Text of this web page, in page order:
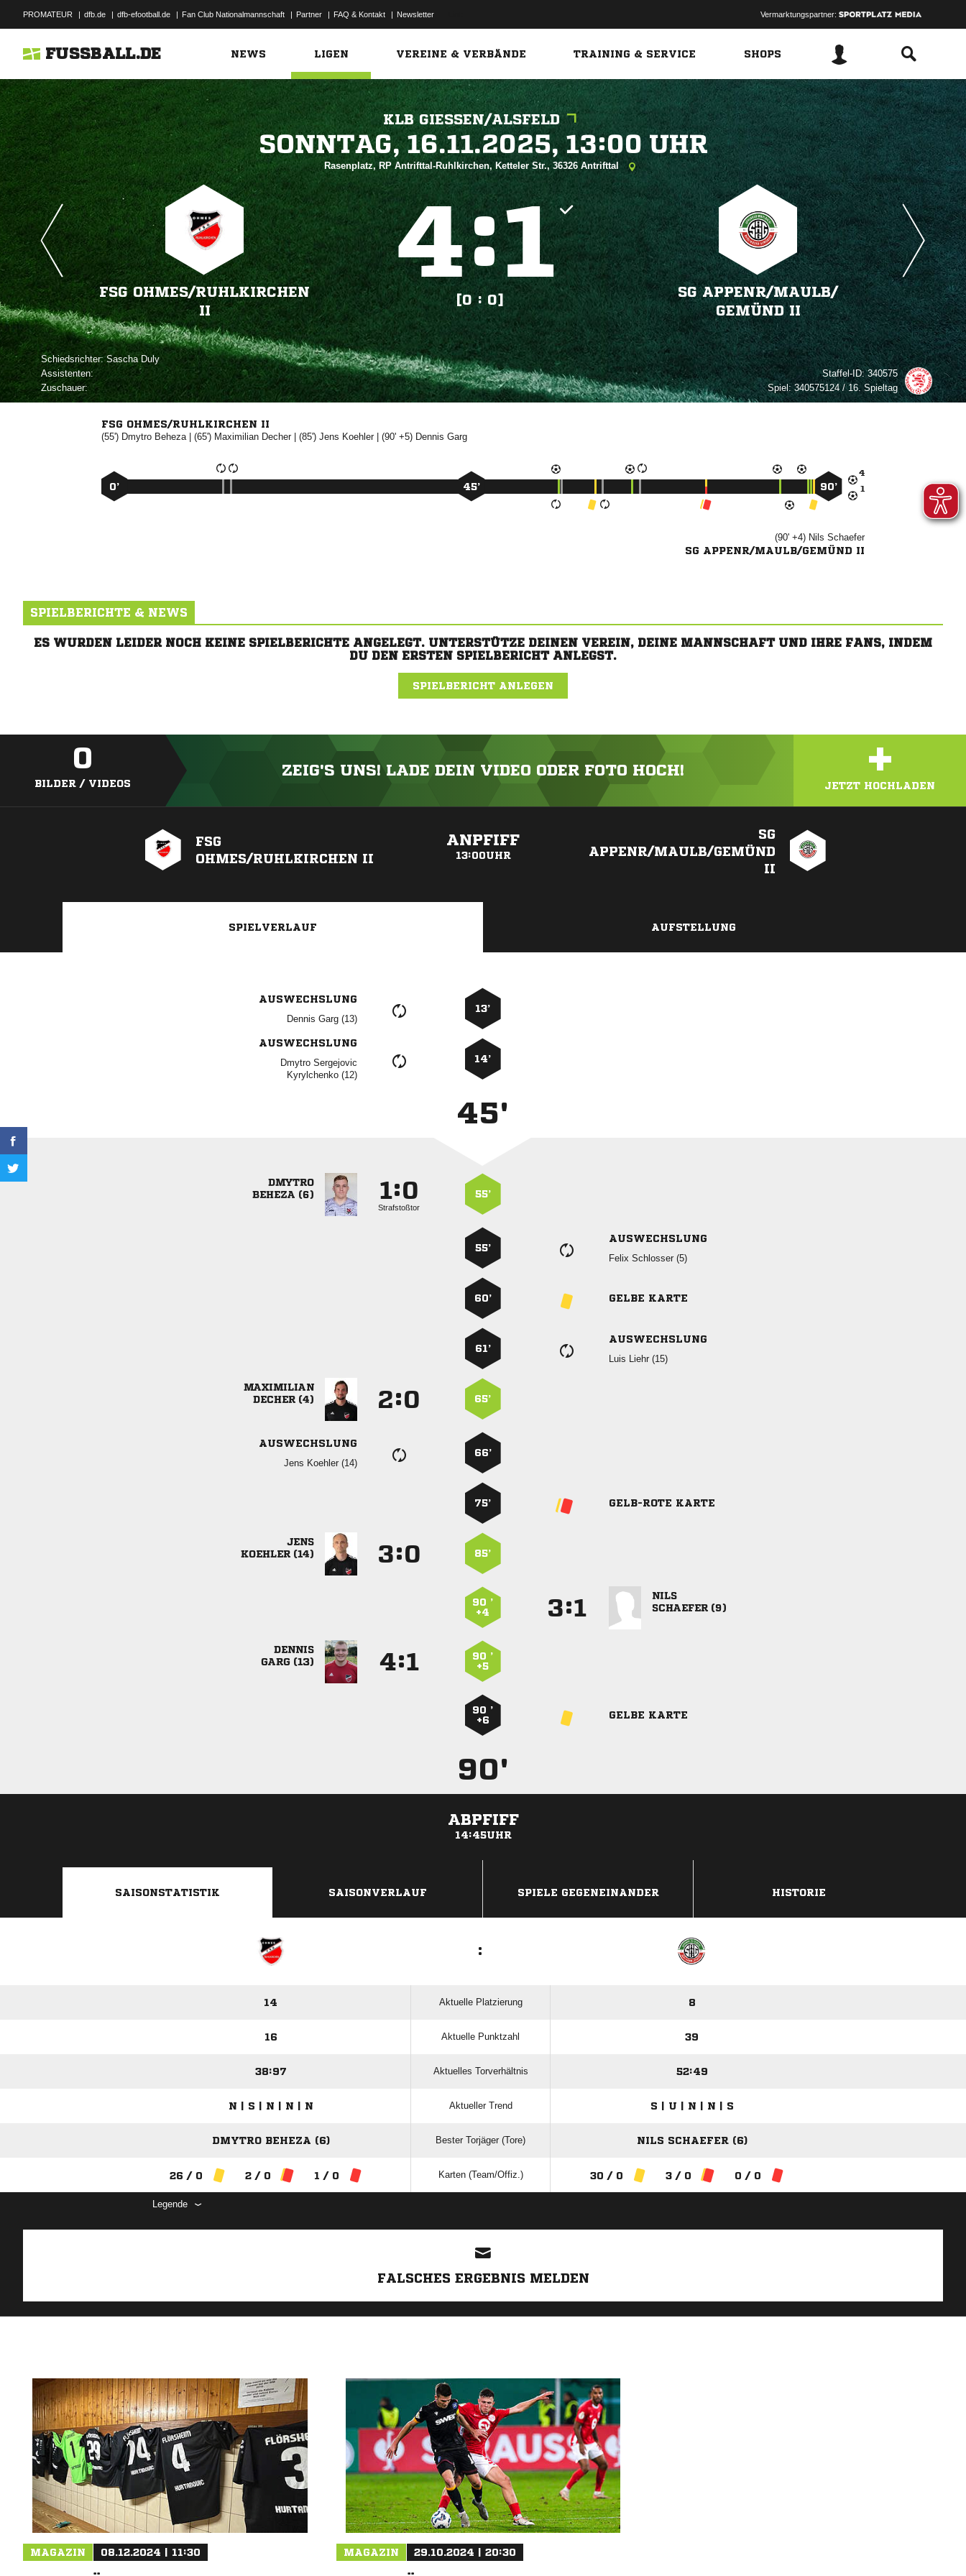
PROMATEUR | dfb.de | dfb-efootball.de | Fan Club Nationalmannschaft | Partner | FAQ & Kontakt | Newsletter Vermarktungspartner:
FUSSBALL.DE NEWS LIGEN VEREINE & VERBÄNDE TRAINING & SERVICE SHOPS
KLB GIESSEN/ALSFELD
   
Rasenplatz, RP Antrifttal-Ruhlkirchen, Ketteler Str., 36326 Antrifttal
FSG OHMES/​RUHLKIRCHEN
II
:
[0 : 0]
SG APPENR/​MAULB/​
GEMÜND II
Schiedsrichter: 
Assistenten:
Zuschauer:
Staffel-ID:340575
Spiel:340575124 / 16. Spieltag
FSG OHMES/RUHLKIRCHEN II
(55') | (65') | (85')  | (90' +5)  


0’ 45’ 90’
(90' +4)  
SG APPENR/MAULB/GEMÜND II
SPIELBERICHTE & NEWS
ES WURDEN LEIDER NOCH KEINE SPIELBERICHTE ANGELEGT. UNTERSTÜTZE DEINEN VEREIN, DEINE MANNSCHAFT UND IHRE FANS, INDEM
DU DEN ERSTEN SPIELBERICHT ANLEGST.
SPIELBERICHT ANLEGEN
0
BILDER / VIDEOS
ZEIG'S UNS! LADE DEIN VIDEO ODER FOTO HOCH! +
JETZT HOCHLADEN
FSG
OHMES/RUHLKIRCHEN II
ANPFIFF
13:00UHR
SG
APPENR/MAULB/GEMÜND
II
SPIELVERLAUF AUFSTELLUNG
AUSWECHSLUNG
  
13’
AUSWECHSLUNG
 
 
14’
45'

 
:
Strafstoßtor
55’
55’
AUSWECHSLUNG
  
60’ GELBE KARTE
61’
AUSWECHSLUNG
  

 
: 65’
AUSWECHSLUNG
  
66’
75’ GELB-ROTE KARTE

 
: 85’
90 ’
+4
:

 

 
:
90 ’
+5
90 ’
+6
GELBE KARTE
90'
ABPFIFF
14:45UHR
SAISONSTATISTIK SAISONVERLAUF SPIELE GEGENEINANDER HISTORIE
:
14 Aktuelle Platzierung 8
16 Aktuelle Punktzahl 39
38:97 Aktuelles Torverhältnis 52:49
N | S | N | N | N Aktueller Trend S | U | N | N | S
DMYTRO BEHEZA (6) Bester Torjäger (Tore) NILS SCHAEFER (6)
26 / 0 2 / 0 1 / 0 Karten (Team/Offiz.) 30 / 0 3 / 0 0 / 0
Legende
FALSCHES ERGEBNIS MELDEN
MAGAZIN 08.12.2024 | 11:30 MAGAZIN 29.10.2024 | 20:30